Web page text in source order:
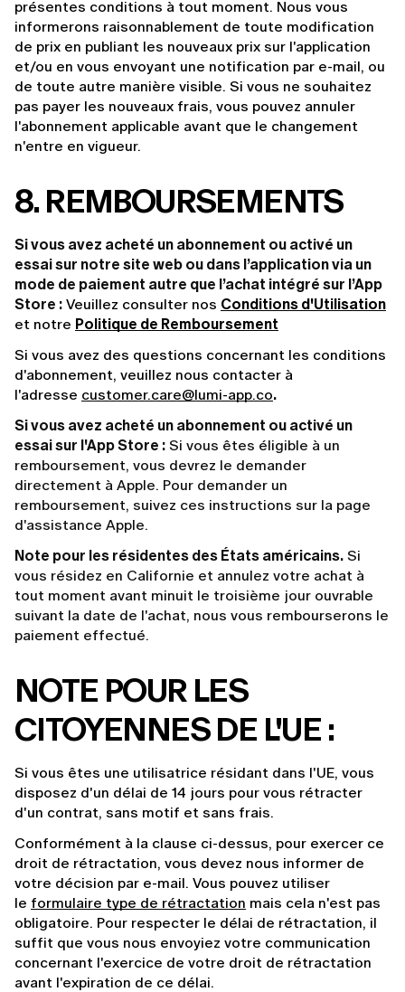
présentes conditions à tout moment. Nous vous
informerons raisonnablement de toute modification
de prix en publiant les nouveaux prix sur l'application
et/ou en vous envoyant une notification par e-mail, ou
de toute autre manière visible. Si vous ne souhaitez
pas payer les nouveaux frais, vous pouvez annuler
l'abonnement applicable avant que le changement
n'entre en vigueur.
8. REMBOURSEMENTS
Si vous avez acheté un abonnement ou activé un
essai sur notre site web ou dans l’application via un
mode de paiement autre que l’achat intégré sur l’App
Store : Veuillez consulter nos Conditions d'Utilisation
et notre Politique de Remboursement
Si vous avez des questions concernant les conditions
d'abonnement, veuillez nous contacter à
l'adresse customer.care@lumi-app.co.
Si vous avez acheté un abonnement ou activé un
essai sur l'App Store : Si vous êtes éligible à un
remboursement, vous devrez le demander
directement à Apple. Pour demander un
remboursement, suivez ces instructions sur la page
d'assistance Apple.
Note pour les résidentes des États américains. Si
vous résidez en Californie et annulez votre achat à
tout moment avant minuit le troisième jour ouvrable
suivant la date de l'achat, nous vous rembourserons le
paiement effectué.
NOTE POUR LES
CITOYENNES DE L'UE :
Si vous êtes une utilisatrice résidant dans l'UE, vous
disposez d'un délai de 14 jours pour vous rétracter
d'un contrat, sans motif et sans frais.
Conformément à la clause ci-dessus, pour exercer ce
droit de rétractation, vous devez nous informer de
votre décision par e-mail. Vous pouvez utiliser
le formulaire type de rétractation mais cela n'est pas
obligatoire. Pour respecter le délai de rétractation, il
suffit que vous nous envoyiez votre communication
concernant l'exercice de votre droit de rétractation
avant l'expiration de ce délai.